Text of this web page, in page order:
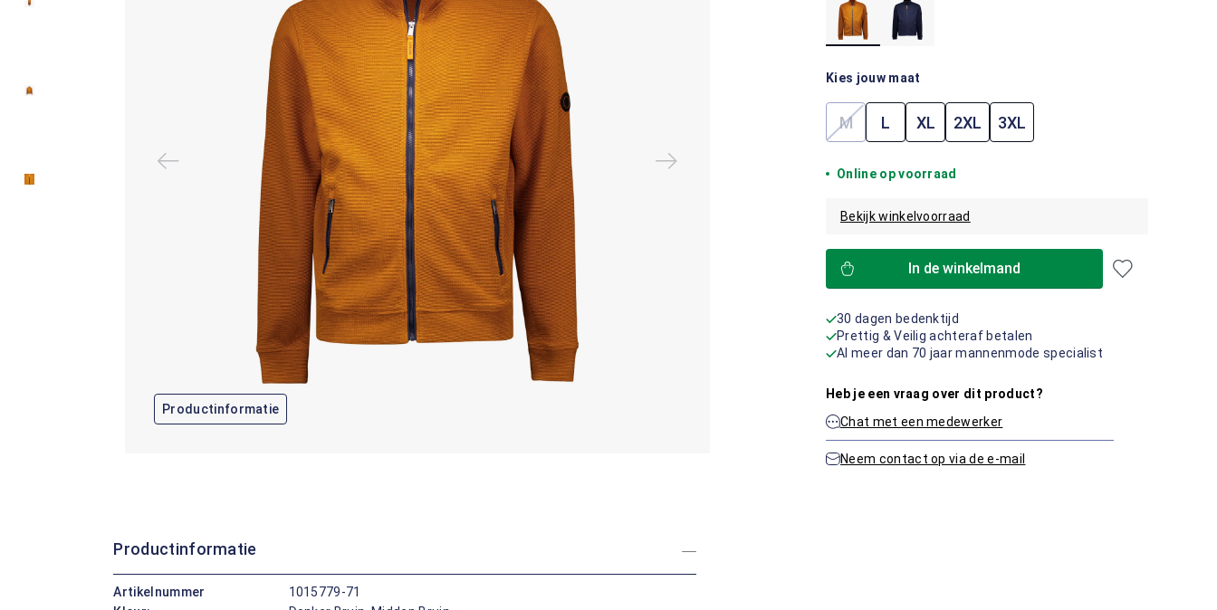
Productinformatie
Kies jouw maat
M(Deze optie is momenteel niet beschikbaar.)
L XL 2XL 3XL
Online op voorraad
Bekijk winkelvoorraad
In de winkelmand
30 dagen bedenktijd
Prettig & Veilig achteraf betalen
Al meer dan 70 jaar mannenmode specialist
Heb je een vraag over dit product?
Chat met een medewerker
Neem contact op via de e-mail
Productinformatie
Artikelnummer
1015779-71